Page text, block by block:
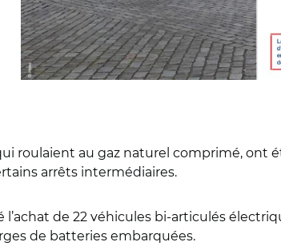
roulaient au gaz naturel comprimé,
arrêts intermédiaires.
l’achat de 22 véhicules bi-articulés
de batteries embarquées.